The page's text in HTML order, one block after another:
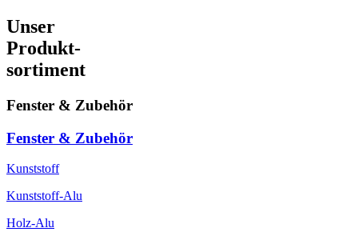
Unser
Produkt-
sortiment
Fenster & Zubehör
Fenster & Zubehör
Kunststoff
Kunststoff-Alu
Holz-Alu